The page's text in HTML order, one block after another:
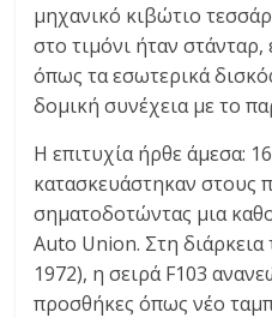
μηχανικό κιβώτιο
στο τιμόνι ήταν
όπως τα εσωτερικά
δομική συνέχεια με το
Η επιτυχία ήρθε άμεσα:
κατασκευάστηκαν στους
σηματοδοτώντας μια
Auto Union. Στη
1972), η σειρά F103
προσθήκες όπως νέο